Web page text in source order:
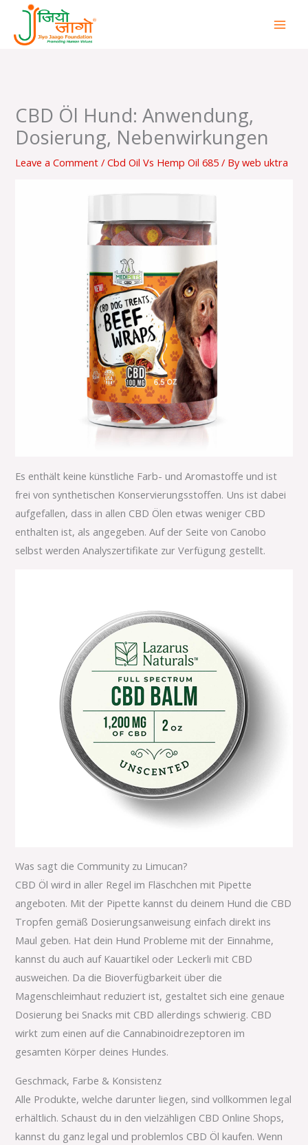
content
CBD Öl Hund: Anwendung,
Dosierung, Nebenwirkungen
Leave a Comment /Cbd Oil Vs Hemp Oil 685 / Byweb uktra
Es enthält keine künstliche Farb- und Aromastoffe und ist
frei von synthetischen Konservierungsstoffen. Uns ist dabei
aufgefallen, dass in allen CBD Ölen etwas weniger CBD
enthalten ist, als angegeben. Auf der Seite von Canobo
selbst werden Analyszertifikate zur Verfügung gestellt.
Was sagt die Community zu Limucan?
CBD Öl wird in aller Regel im Fläschchen mit Pipette
angeboten. Mit der Pipette kannst du deinem Hund die CBD
Tropfen gemäß Dosierungsanweisung einfach direkt ins
Maul geben. Hat dein Hund Probleme mit der Einnahme,
kannst du auch auf Kauartikel oder Leckerli mit CBD
ausweichen. Da die Bioverfügbarkeit über die
Magenschleimhaut reduziert ist, gestaltet sich eine genaue
Dosierung bei Snacks mit CBD allerdings schwierig. CBD
wirkt zum einen auf die Cannabinoidrezeptoren im
gesamten Körper deines Hundes.
Geschmack, Farbe & Konsistenz
Alle Produkte, welche darunter liegen, sind vollkommen legal
erhältlich. Schaust du in den vielzähligen CBD Online Shops,
kannst du ganz legal und problemlos CBD Öl kaufen. Wenn